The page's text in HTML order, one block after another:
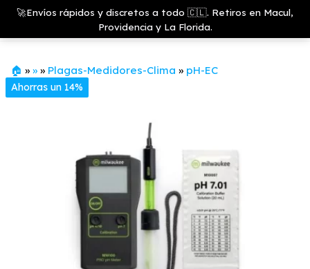
Saltar
contenido
🚀Envíos rápidos y discretos a todo 🇨🇱. Retiros en Macul,
Providencia y La Florida.
Growshop
& LED
Store
🏠 » » » Plagas-Medidores-Clima » pH-EC
Ahorras un 14%